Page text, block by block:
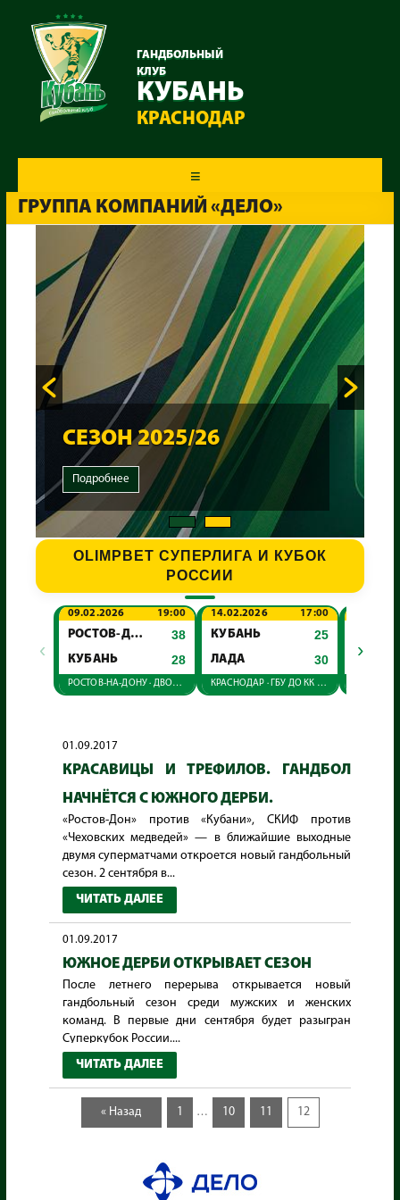
ГАНДБОЛЬНЫЙ
КЛУБ
КУБАНЬ
КРАСНОДАР
ГРУППА КОМПАНИЙ «ДЕЛО»
СЕЗОН 2025/26
Подробнее
OLIMPBET СУПЕРЛИГА И КУБОК
РОССИИ
‹
09.02.2026 19:00
РОСТОВ-ДОН 38
КУБАНЬ 28
РОСТОВ-НА-ДОНУ · ДВОРЕЦ СПОРТА
14.02.2026 17:00
КУБАНЬ 25
ЛАДА 30
КРАСНОДАР · ГБУ ДО КК СШ "АКАДЕМИЯ ГАНДБОЛА"
›
01.09.2017
КРАСАВИЦЫ И ТРЕФИЛОВ. ГАНДБОЛ
НАЧНЁТСЯ С ЮЖНОГО ДЕРБИ.
«Ростов-Дон» против «Кубани», СКИФ против
«Чеховских медведей» — в ближайшие выходные
двумя суперматчами откроется новый гандбольный
сезон. 2 сентября в...
ЧИТАТЬ ДАЛЕЕ
01.09.2017
ЮЖНОЕ ДЕРБИ ОТКРЫВАЕТ СЕЗОН
После летнего перерыва открывается новый
гандбольный сезон среди мужских и женских
команд. В первые дни сентября будет разыгран
Суперкубок России....
ЧИТАТЬ ДАЛЕЕ
« Назад 1 … 10 11 12